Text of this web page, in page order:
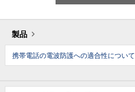
製品
携帯電話の電波防護への適合性について